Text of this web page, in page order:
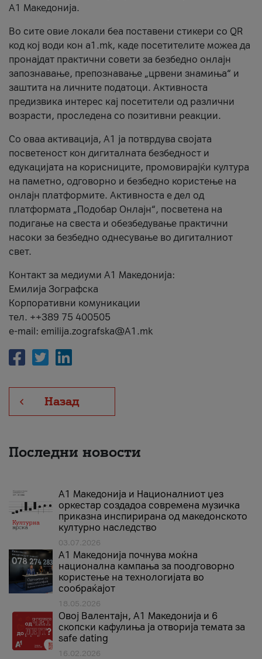
А1 Македонија.
Во сите овие локали беа поставени стикери со QR
код кој води кон a1.mk, каде посетителите можеа да
пронајдат практични совети за безбедно онлајн
запознавање, препознавање „црвени знамиња“ и
заштита на личните податоци. Активноста
предизвика интерес кај посетители од различни
возрасти, проследена со позитивни реакции.
Со оваа активација, А1 ја потврдува својата
посветеност кон дигиталната безбедност и
едукацијата на корисниците, промовирајќи култура
на паметно, одговорно и безбедно користење на
онлајн платформите. Активноста е дел од
платформата „Подобар Онлајн“, посветена на
подигање на свеста и обезбедување практични
насоки за безбедно однесување во дигиталниот
свет.
Контакт за медиуми А1 Македонија:
Емилија Зографска
Корпоративни комуникации
тел. ++389 75 400505
e-mail: emilija.zografska@A1.mk
Назад
Последни новости
А1 Македонија и Националниот џез
оркестар создадоа современа музичка
приказна инспирирана од македонското
културно наследство
03.07.2026
A1 Македонија почнува моќна
национална кампања за поодговорно
користење на технологијата во
сообраќајот
18.05.2026
Овој Валентајн, A1 Македонија и 6
скопски кафулиња ја отворија темата за
safe dating
16.02.2026